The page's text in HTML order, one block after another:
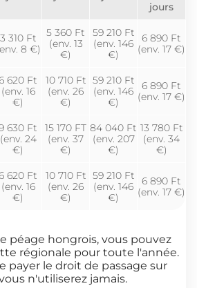
jours
3 310 Ft
8 €)
5 360 Ft
(env. 13
€)
59 210 Ft
(env. 146
€)
6 890 Ft
(env. 17 €)
620 Ft
(env. 16
€)
10 710 Ft
(env. 26
€)
59 210 Ft
(env. 146
€)
6 890 Ft
(env. 17 €)
630 Ft
(env. 24
€)
15 170 FT
(env. 37
€)
84 040 Ft
(env. 207
€)
13 780 Ft
(env. 34
€)
620 Ft
(env. 16
€)
10 710 Ft
(env. 26
€)
59 210 Ft
(env. 146
€)
6 890 Ft
(env. 17 €)
péage hongrois, vous pouvez
régionale pour toute l'année.
payer le droit de passage sur
n'utiliserez jamais.